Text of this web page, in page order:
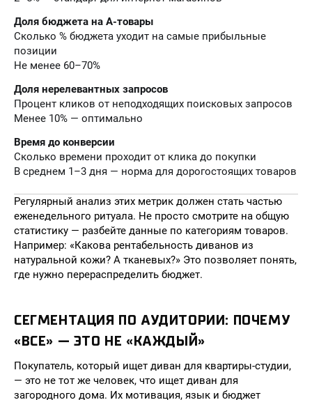
Доля бюджета на A-товары
Сколько % бюджета уходит на самые прибыльные
позиции
Не менее 60–70%
Доля нерелевантных запросов
Процент кликов от неподходящих поисковых запросов
Менее 10% — оптимально
Время до конверсии
Сколько времени проходит от клика до покупки
В среднем 1–3 дня — норма для дорогостоящих товаров
Регулярный анализ этих метрик должен стать частью
еженедельного ритуала. Не просто смотрите на общую
статистику — разбейте данные по категориям товаров.
Например: «Какова рентабельность диванов из
натуральной кожи? А тканевых?» Это позволяет понять,
где нужно перераспределить бюджет.
СЕГМЕНТАЦИЯ ПО АУДИТОРИИ: ПОЧЕМУ
«ВСЕ» — ЭТО НЕ «КАЖДЫЙ»
Покупатель, который ищет диван для квартиры-студии,
— это не тот же человек, что ищет диван для
загородного дома. Их мотивация, язык и бюджет